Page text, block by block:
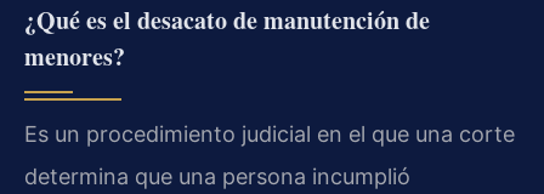
¿Qué es el desacato de manutención de
menores?
Es un procedimiento judicial en el que una corte
determina que una persona incumplió